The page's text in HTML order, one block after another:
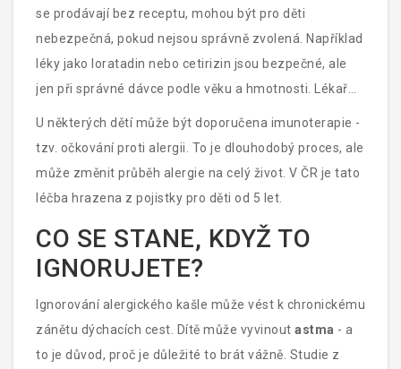
se prodávají bez receptu, mohou být pro děti
nebezpečná, pokud nejsou správně zvolená. Například
léky jako loratadin nebo cetirizin jsou bezpečné, ale
jen při správné dávce podle věku a hmotnosti. Lékař
vám řekne, který lék, kolik a kdy dávat.
U některých dětí může být doporučena imunoterapie -
tzv. očkování proti alergii. To je dlouhodobý proces, ale
může změnit průběh alergie na celý život. V ČR je tato
léčba hrazena z pojistky pro děti od 5 let.
CO SE STANE, KDYŽ TO
IGNORUJETE?
Ignorování alergického kašle může vést k chronickému
zánětu dýchacích cest. Dítě může vyvinout astma - a
to je důvod, proč je důležité to brát vážně. Studie z